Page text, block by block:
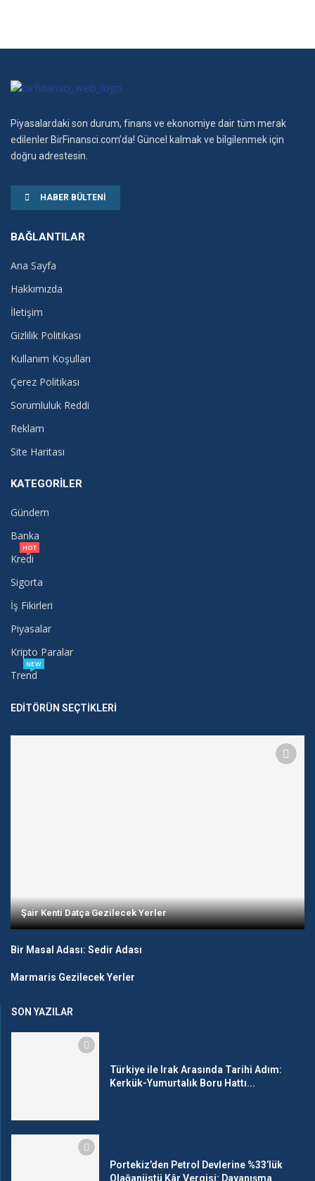
Piyasalardaki son durum, finans ve ekonomiye dair tüm merak
edilenler BirFinansci.com’da! Güncel kalmak ve bilgilenmek için
doğru adrestesin.
HABER BÜLTENI
BAĞLANTILAR
Ana Sayfa
Hakkımızda
İletişim
Gizlilik Politikası
Kullanım Koşulları
Çerez Politikası
Sorumluluk Reddi
Reklam
Site Haritası
KATEGORILER
Gündem
Banka
Kredi
HOT
Sigorta
İş Fikirleri
Piyasalar
Kripto Paralar
Trend
NEW
EDITÖRÜN SEÇTIKLERI
Şair Kenti Datça Gezilecek Yerler
Bir Masal Adası: Sedir Adası
Marmaris Gezilecek Yerler
SON YAZILAR
Türkiye ile Irak Arasında Tarihi Adım:
Kerkük-Yumurtalık Boru Hattı...
Portekiz’den Petrol Devlerine %33’lük
Olağanüstü Kâr Vergisi: Dayanışma